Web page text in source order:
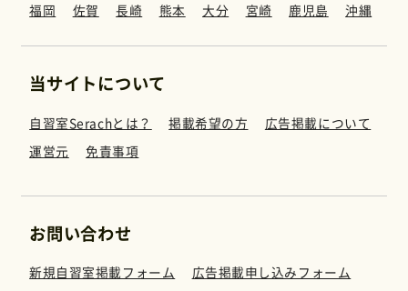
福岡 佐賀 長崎 熊本 大分 宮崎 鹿児島 沖縄
当サイトについて
自習室Serachとは？ 掲載希望の方
広告掲載について
運営元
免責事項
お問い合わせ
新規自習室掲載フォーム 広告掲載申し込みフォーム